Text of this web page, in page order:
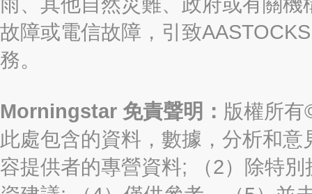
故障或電信故障，引致
務。
Morningstar 免責聲明： 版權所有
此處包含的資料，數據，分析和意
容提供者的專營資料; （2）除特